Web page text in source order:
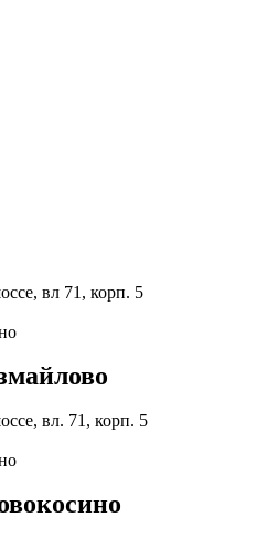
вл 71, корп. 5
вл. 71, корп. 5